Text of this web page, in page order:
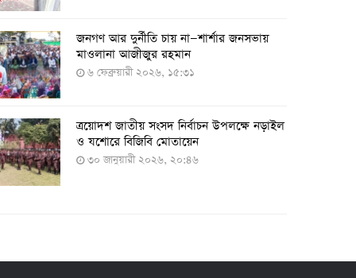
মঙ্গলবার ৭৫ লাখ মানুষ দ্বিতীয়-তৃতীয় ডোজ
জনগণ আর দুর্নীতি চায় না—শার্শার জনসভায়
মাওলানা আজীজুর রহমান
৬ ফেব্রুয়ারী ২০২৬, ১৫:৩১
ত্রয়োদশ জাতীয় সংসদ নির্বাচন উপলক্ষে নড়াইল
ও যশোরে বিজিবি মোতায়েন
৩০ জানুয়ারী ২০২৬, ২০:৪৬